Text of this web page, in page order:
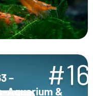
–
Aquarium &